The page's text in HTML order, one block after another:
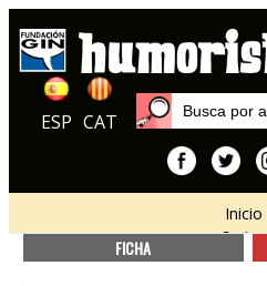
ESP CAT
Inicio
Series
FICHA